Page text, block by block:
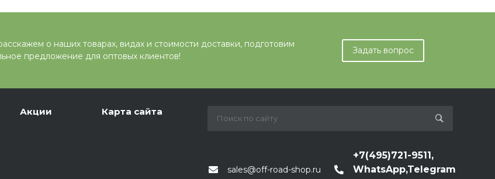
о наших товарах, видах и стоимости доставки, подготовим
предложение для оптовых клиентов!
Задать вопрос
Акции Карта сайта
sales@off-road-shop.ru
+7(495)721-9511,
WhatsApp,Telegram